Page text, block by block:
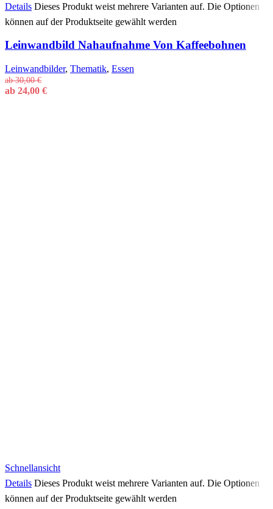
Details Dieses Produkt weist mehrere Varianten auf. Die Optionen
können auf der Produktseite gewählt werden
Leinwandbild Nahaufnahme Von Kaffeebohnen
Leinwandbilder, Thematik, Essen
ab30,00€
ab 24,00 €
Schnellansicht
Details Dieses Produkt weist mehrere Varianten auf. Die Optionen
können auf der Produktseite gewählt werden